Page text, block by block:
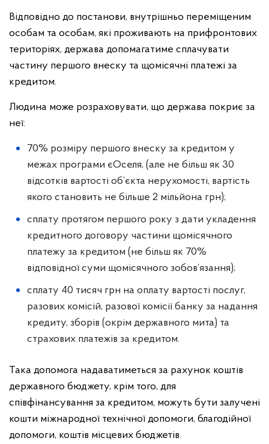
Відповідно до постанови, внутрішньо переміщеним
особам та особам, які проживають на прифронтових
територіях, держава допомагатиме сплачувати
частину першого внеску та щомісячні платежі за
кредитом.
Людина може розраховувати, що держава покриє за
неї:
70% розміру першого внеску за кредитом у
межах програми єОселя, (але не більш як 30
відсотків вартості об’єкта нерухомості, вартість
якого становить не більше 2 мільйона грн);
сплату протягом першого року з дати укладення
кредитного договору частини щомісячного
платежу за кредитом (не більш як 70%
відповідної суми щомісячного зобов’язання);
сплату 40 тисяч грн на оплату вартості послуг,
разових комісій, разової комісії банку за надання
кредиту, зборів (окрім державного мита) та
страхових платежів за кредитом.
Така допомога надаватиметься за рахунок коштів
державного бюджету, крім того, для
співфінансування за кредитом, можуть бути залучені
кошти міжнародної технічної допомоги, благодійної
допомоги, коштів місцевих бюджетів.